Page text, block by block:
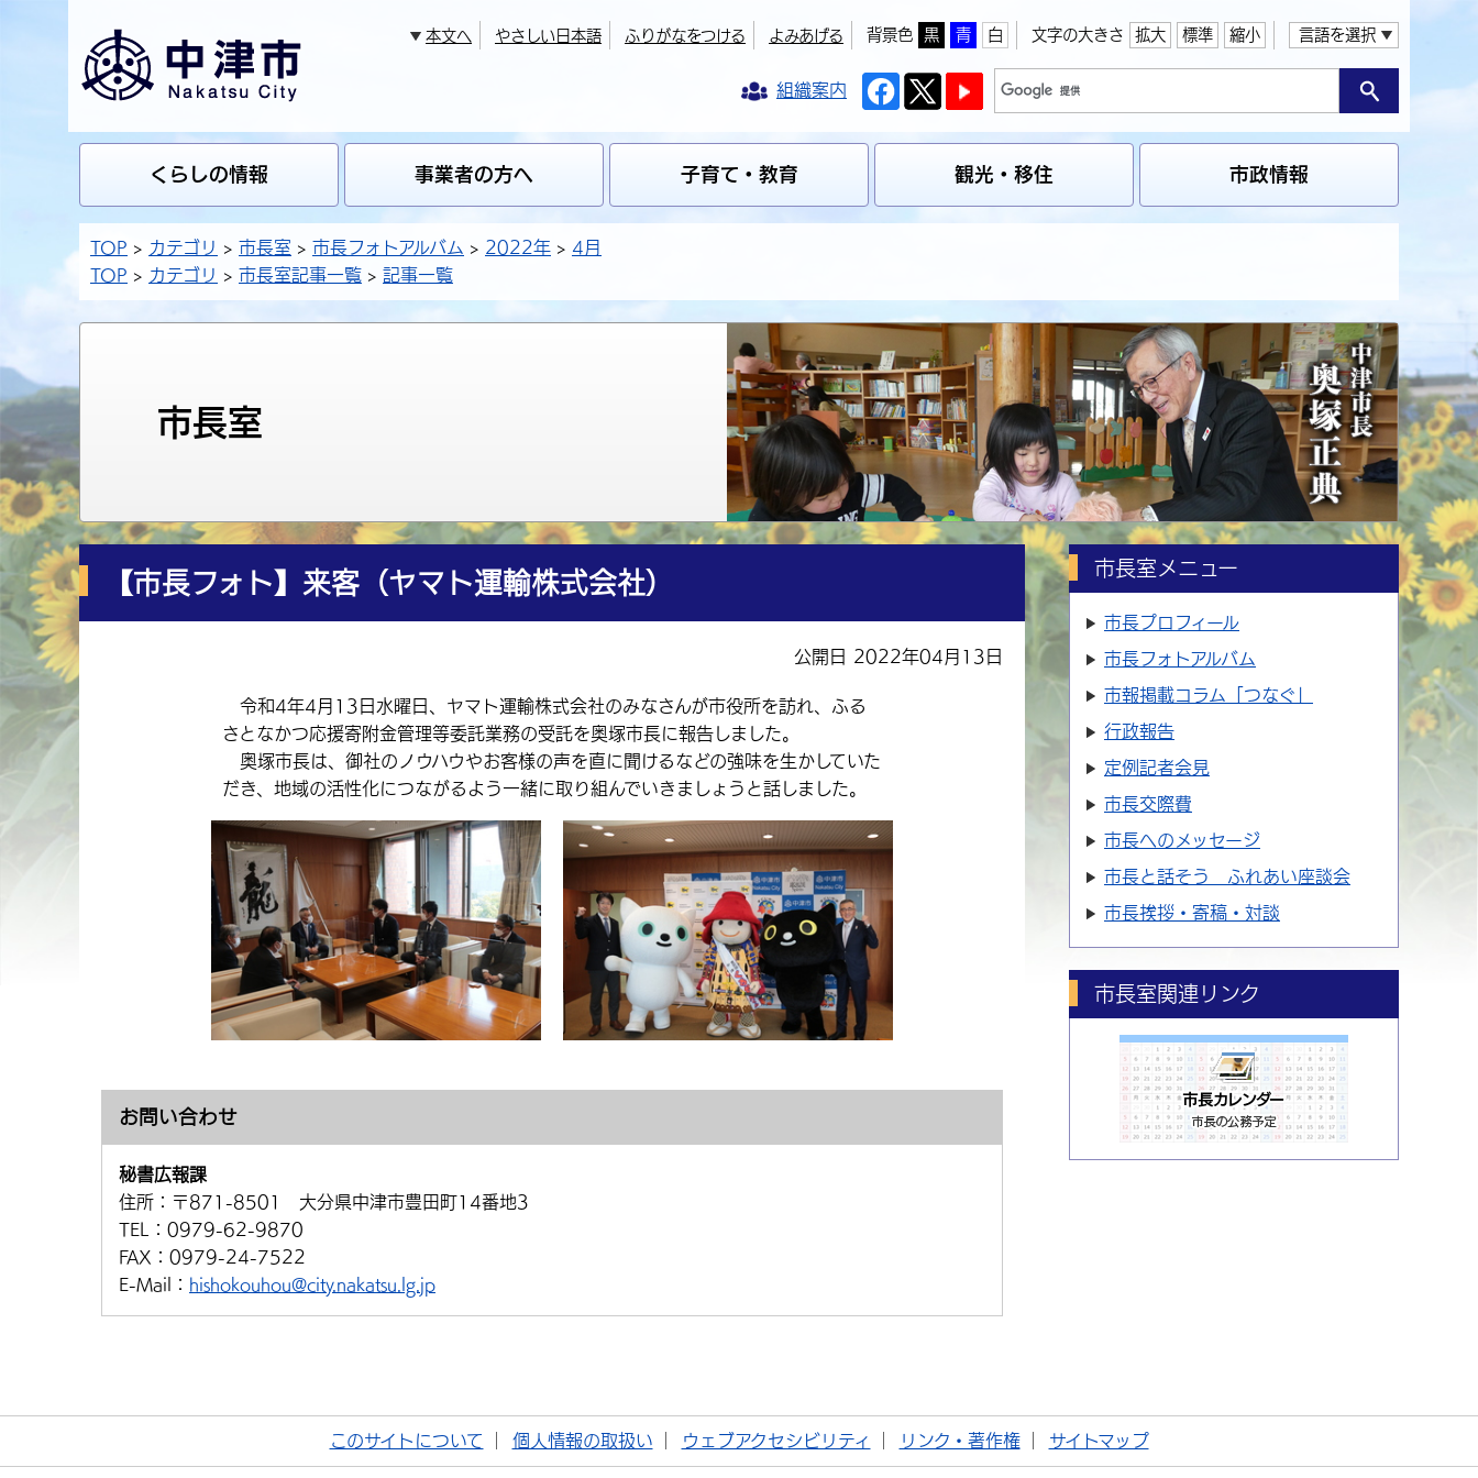
本文へ やさしい日本語 ふりがなをつける よみあげる 背景色 黒 青 白 文字の大きさ 拡大 標準 縮小 言語を選択
組織案内
くらしの情報 事業者の方へ 子育て・教育 観光・移住 市政情報
TOP カテゴリ 市長室 市長フォトアルバム 2022年
4月
TOP
カテゴリ 市長室記事一覧 記事一覧
市長室
【市長フォト】来客（ヤマト運輸株式会社）
公開日 2022年04月13日
令和4年4月13日水曜日、ヤマト運輸株式会社のみなさんが市役所を訪れ、ふる
さとなかつ応援寄附金管理等委託業務の受託を奥塚市長に報告しました。
奥塚市長は、御社のノウハウやお客様の声を直に聞けるなどの強味を生かしていた
だき、地域の活性化につながるよう一緒に取り組んでいきましょうと話しました。
お問い合わせ
秘書広報課
住所： 〒871-8501 大分県中津市豊田町14番地3
TEL： 0979-62-9870
FAX： 0979-24-7522
E-Mail： hishokouhou@city.nakatsu.lg.jp
市長室メニュー
市長プロフィール
市長フォトアルバム
市報掲載コラム「つなぐ」
行政報告
定例記者会見
市長交際費
市長へのメッセージ
市長と話そう ふれあい座談会
市長挨拶・寄稿・対談
市長室関連リンク
このサイトについて 個人情報の取扱い ウェブアクセシビリティ リンク・著作権 サイトマップ